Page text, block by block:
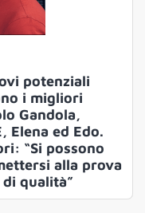
potenziali
i migliori
Gandola,
Elena ed Edo.
“Si possono
alla prova
qualità”